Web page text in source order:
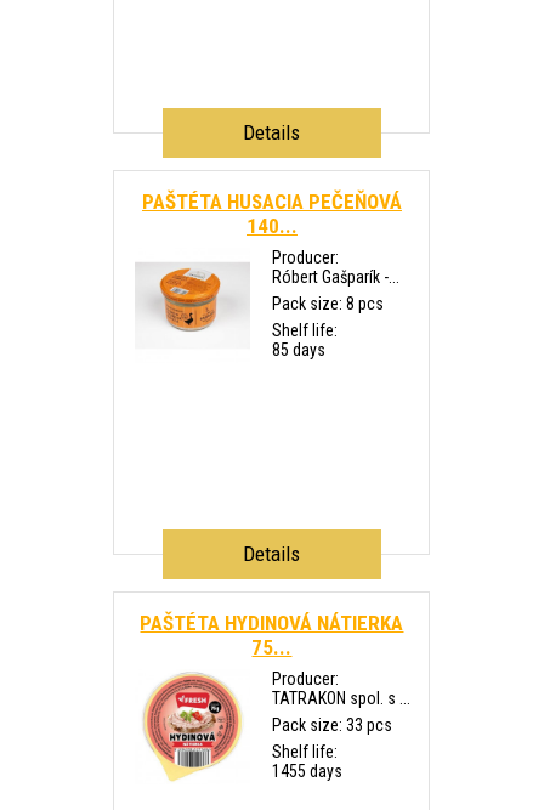
Details
PAŠTÉTA HUSACIA PEČEŇOVÁ
140...
Producer:
Róbert Gašparík -...
Pack size: 8 pcs
Shelf life:
85 days
Details
PAŠTÉTA HYDINOVÁ NÁTIERKA
75...
Producer:
TATRAKON spol. s ...
Pack size: 33 pcs
Shelf life:
1455 days